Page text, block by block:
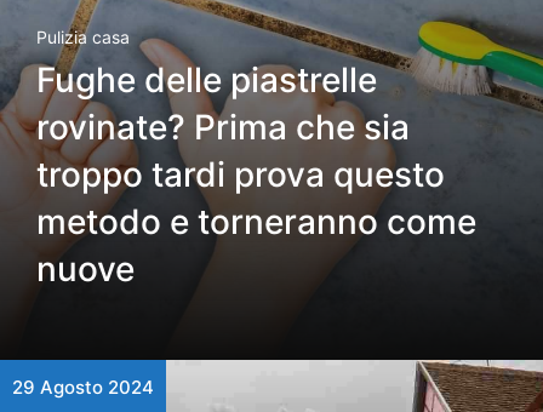
Pulizia casa
Fughe delle piastrelle
rovinate? Prima che sia
troppo tardi prova questo
metodo e torneranno come
nuove
29 Agosto 2024